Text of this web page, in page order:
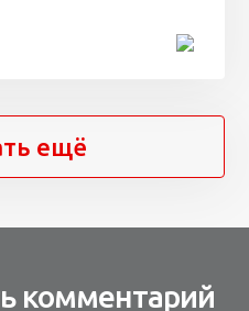
ещё
комментарий